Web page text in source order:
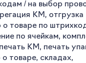
/ на выбор
КМ, отгрузка
товаре по
по ячейкам,
КМ, печать
товаре, складах,